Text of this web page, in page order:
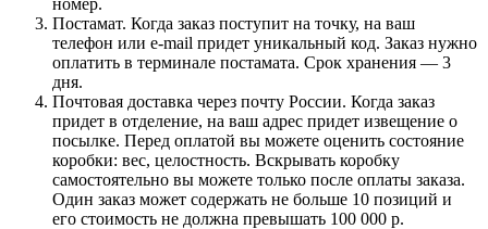
Постамат. Когда заказ поступит на точку, на ваш
телефон или e-mail придет уникальный код. Заказ нужно
оплатить в терминале постамата. Срок хранения — 3
дня.
Почтовая доставка через почту России. Когда заказ
придет в отделение, на ваш адрес придет извещение о
посылке. Перед оплатой вы можете оценить состояние
коробки: вес, целостность. Вскрывать коробку
самостоятельно вы можете только после оплаты заказа.
Один заказ может содержать не больше 10 позиций и
его стоимость не должна превышать 100 000 р.